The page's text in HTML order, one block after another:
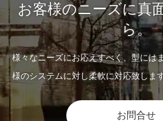
お客様のニーズに真
ら。
様々なニーズにお応えすべく、型には
様のシステムに対し柔軟に対応致します
お問合せ